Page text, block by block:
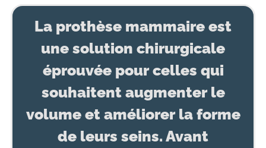
La prothèse mammaire est
une solution chirurgicale
éprouvée pour celles qui
souhaitent augmenter le
volume et améliorer la forme
de leurs seins. Avant